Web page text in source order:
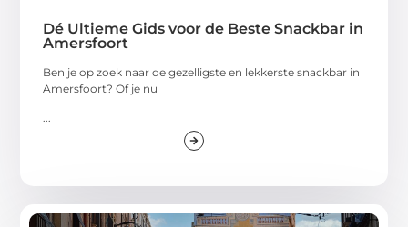
Dé Ultieme Gids voor de Beste Snackbar in
Amersfoort
Ben je op zoek naar de gezelligste en lekkerste snackbar in
Amersfoort? Of je nu
...